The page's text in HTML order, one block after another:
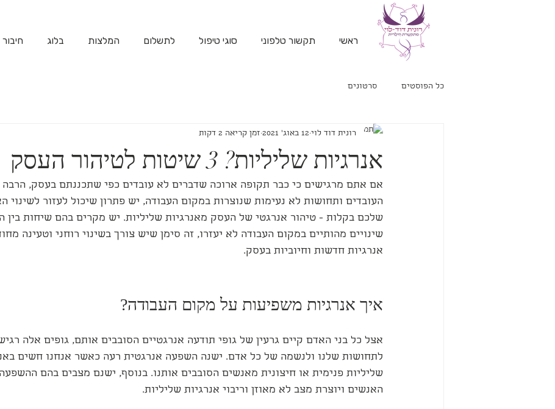
ראשי תקשור טלפוני סוגי טיפול לתשלום המלצות בלוג
כל הפוסטים סרטונים
אנרגיות שליליות? 3 שיטות לטיהור העסק
רונית דוד לוי 12 באוג׳ 2021 זמן קריאה 2 דקות
אם אתם מרגישים כי כבר תקופה ארוכה שדברים לא עובדים כפי שתכננתם בעסק, הרבה
העובדים ותחושות לא נעימות שנוצרות במקום העבודה, יש פתרון שיכול לעזור לשינוי
שלכם בקלות - טיהור אנרגטי של העסק מאנרגיות שליליות. יש מקרים בהם שיחות בין
שינויים מהותיים במקום העבודה לא יעזרו, זה סימן שיש צורך בשינוי רוחני וטעינה
אנרגיות חדשות וחיוביות בעסק.
איך אנרגיות משפיעות על מקום העבודה?
אצל כל בני האדם קיים גרעין של גופי תודעה אנרגטיים הסובבים אותם, גופים אלה
לתחושות שלנו ולנשמה של כל אדם. ישנה השפעה אנרגטית רעה כאשר אנחנו חשים
שליליות פנימית או חיצונית מאנשים הסובבים אותנו. בנוסף, ישנם מצבים בהם
האנשים ויוצרת מצב לא מאוזן וריבוי אנרגיות שליליות.